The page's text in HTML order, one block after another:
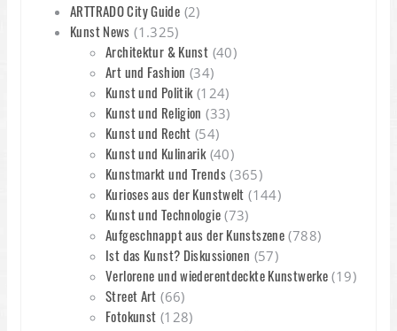
ARTTRADO City Guide (2)
Kunst News (1.325)
Architektur & Kunst (40)
Art und Fashion (34)
Kunst und Politik(124)
Kunst und Religion (33)
Kunst und Recht (54)
Kunst und Kulinarik(40)
Kunstmarkt und Trends(365)
Kurioses aus der Kunstwelt (144)
Kunst und Technologie(73)
Aufgeschnappt aus der Kunstszene (788)
Ist das Kunst? Diskussionen (57)
Verlorene und wiederentdeckte Kunstwerke (19)
Street Art (66)
Fotokunst (128)